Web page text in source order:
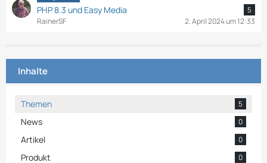
PHP 8.3 und Easy Media
5
RainerSF
2. April 2024 um 12:33
Inhalte
Themen 5
News 0
Artikel 0
Produkt 0